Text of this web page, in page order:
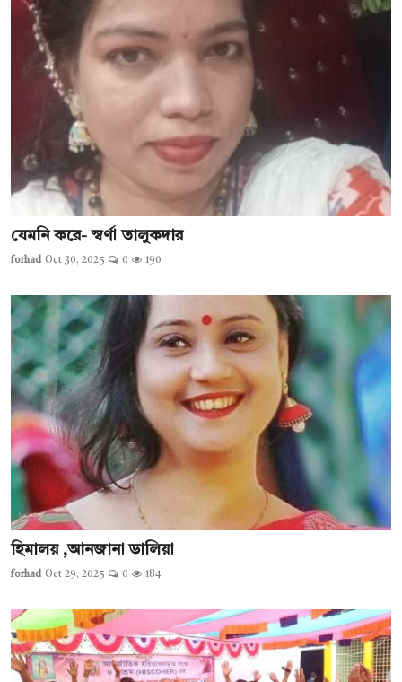
যেমনি করে- স্বর্ণা তালুকদার
forhad Oct 30, 2025 0 190
হিমালয় ,আনজানা ডালিয়া
forhad Oct 29, 2025 0 184